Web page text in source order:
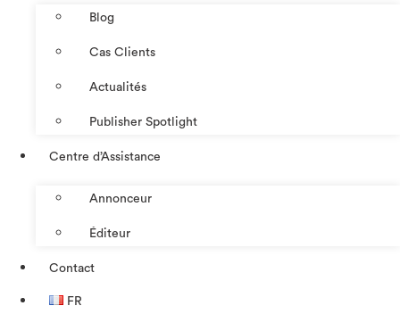
Blog
Cas Clients
Actualités
Publisher Spotlight
Centre d’Assistance
Annonceur
Éditeur
Contact
FR